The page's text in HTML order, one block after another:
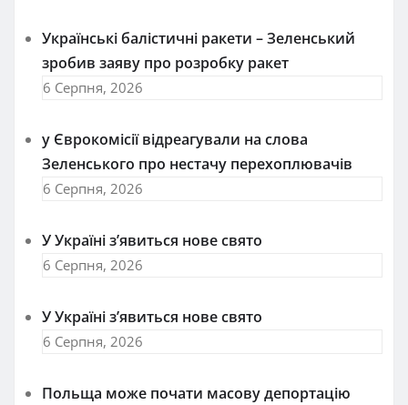
Українські балістичні ракети – Зеленський
зробив заяву про розробку ракет
6 Серпня, 2026
у Єврокомісії відреагували на слова
Зеленського про нестачу перехоплювачів
6 Серпня, 2026
У Україні з’явиться нове свято
6 Серпня, 2026
У Україні з’явиться нове свято
6 Серпня, 2026
Польща може почати масову депортацію